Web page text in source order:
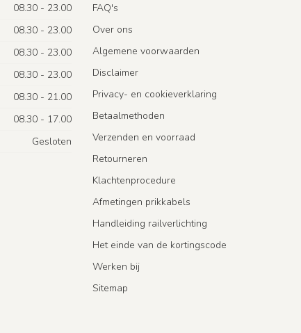
08.30 - 23.00
08.30 - 23.00
08.30 - 23.00
08.30 - 23.00
08.30 - 21.00
08.30 - 17.00
Gesloten
FAQ's
Over ons
Algemene voorwaarden
Disclaimer
Privacy- en cookieverklaring
Betaalmethoden
Verzenden en voorraad
Retourneren
Klachtenprocedure
Afmetingen prikkabels
Handleiding railverlichting
Het einde van de kortingscode
Werken bij
Sitemap